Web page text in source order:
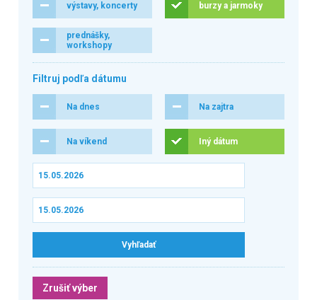
výstavy, koncerty burzy a jarmoky
prednášky,
workshopy
Filtruj podľa dátumu
Na dnes Na zajtra
Na víkend Iný dátum
Zrušiť výber